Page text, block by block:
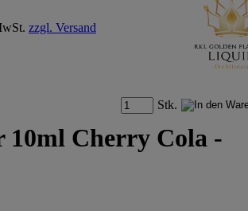
zzgl. Versand
Stk.
10ml Cherry Cola -